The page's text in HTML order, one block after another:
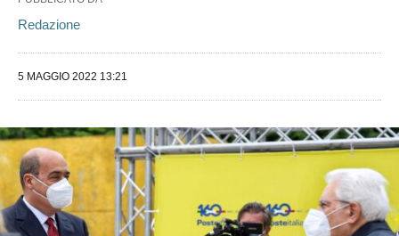
Redazione
5 MAGGIO 2022 13:21